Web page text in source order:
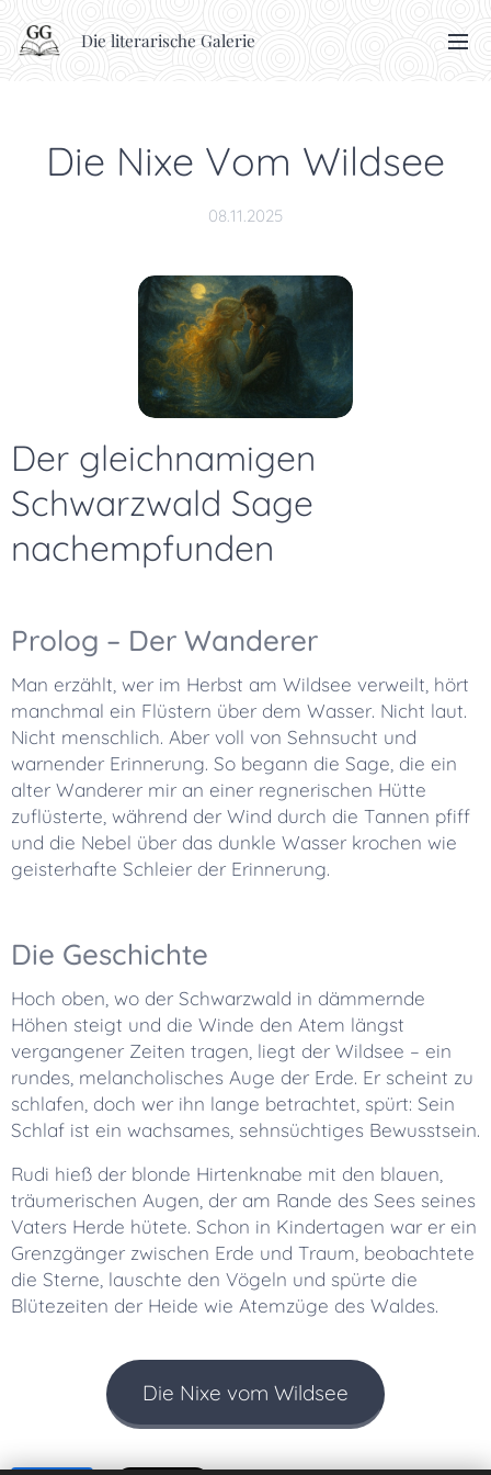
Die literarische Galerie
Die Nixe Vom Wildsee
08.11.2025
Der gleichnamigen
Schwarzwald Sage
nachempfunden
Prolog – Der Wanderer
Man erzählt, wer im Herbst am Wildsee verweilt, hört
manchmal ein Flüstern über dem Wasser. Nicht laut.
Nicht menschlich. Aber voll von Sehnsucht und
warnender Erinnerung. So begann die Sage, die ein
alter Wanderer mir an einer regnerischen Hütte
zuflüsterte, während der Wind durch die Tannen pfiff
und die Nebel über das dunkle Wasser krochen wie
geisterhafte Schleier der Erinnerung.
Die Geschichte
Hoch oben, wo der Schwarzwald in dämmernde
Höhen steigt und die Winde den Atem längst
vergangener Zeiten tragen, liegt der Wildsee – ein
rundes, melancholisches Auge der Erde. Er scheint zu
schlafen, doch wer ihn lange betrachtet, spürt: Sein
Schlaf ist ein wachsames, sehnsüchtiges Bewusstsein.
Rudi hieß der blonde Hirtenknabe mit den blauen,
träumerischen Augen, der am Rande des Sees seines
Vaters Herde hütete. Schon in Kindertagen war er ein
Grenzgänger zwischen Erde und Traum, beobachtete
die Sterne, lauschte den Vögeln und spürte die
Blütezeiten der Heide wie Atemzüge des Waldes.
Die Nixe vom Wildsee